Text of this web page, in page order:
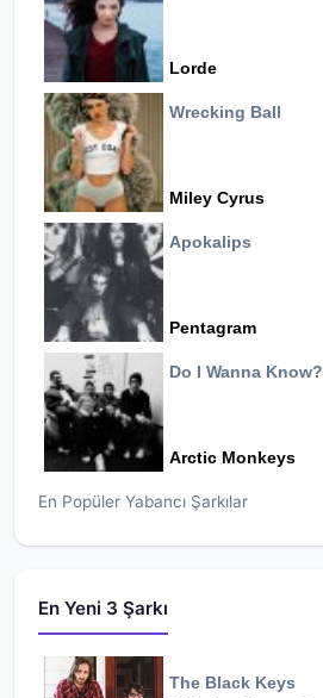
Lorde
Wrecking Ball
Miley Cyrus
Apokalips
Pentagram
Do I Wanna Know?
Arctic Monkeys
En Popüler Yabancı Şarkılar
En Yeni 3 Şarkı
The Black Keys